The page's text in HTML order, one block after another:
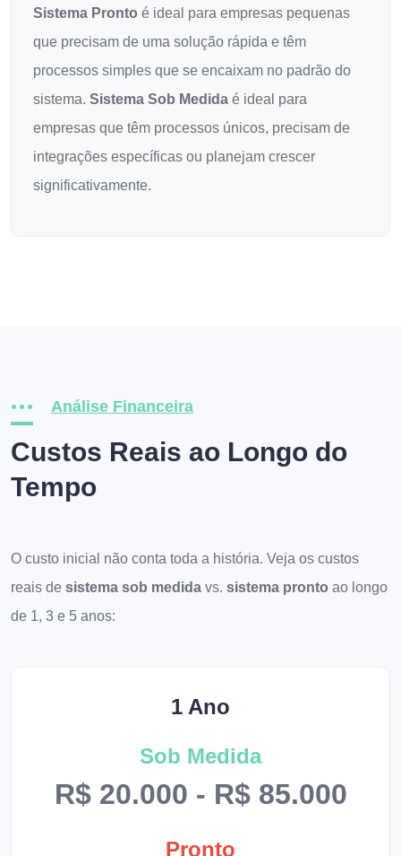
Sistema Pronto é ideal para empresas pequenas
que precisam de uma solução rápida e têm
processos simples que se encaixam no padrão do
sistema. Sistema Sob Medida é ideal para
empresas que têm processos únicos, precisam de
integrações específicas ou planejam crescer
significativamente.
Análise Financeira
Custos Reais ao Longo do
Tempo
O custo inicial não conta toda a história. Veja os custos
reais de sistema sob medida vs. sistema pronto ao longo
de 1, 3 e 5 anos:
1 Ano
Sob Medida
R$ 20.000 - R$ 85.000
Pronto